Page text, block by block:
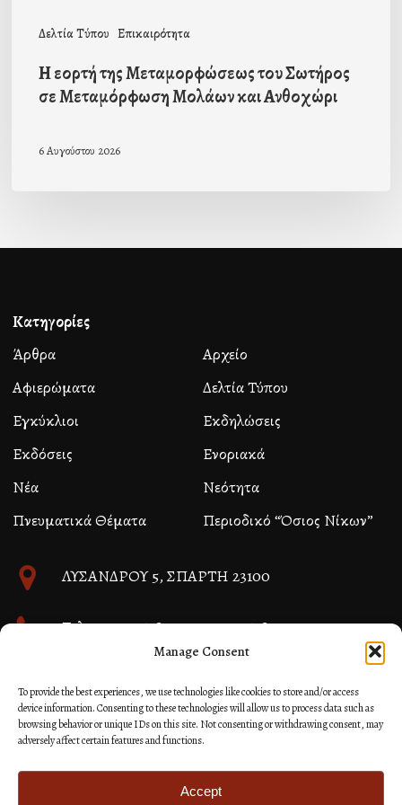
Manage Consent
To provide the best experiences, we use technologies like cookies to store and/or access
device information. Consenting to these technologies will allow us to process data such as
browsing behavior or unique IDs on this site. Not consenting or withdrawing consent, may
adversely affect certain features and functions.
Accept
Δελτία Τύπου Επικαιρότητα
Η εορτή της Μεταμορφώσεως του Σωτήρος
σε Μεταμόρφωση Μολάων και Ανθοχώρι
6 Αυγούστου 2026
Κατηγορίες
Άρθρα
Αρχείο
Αφιερώματα
Δελτία Τύπου
Εγκύκλιοι
Εκδηλώσεις
Εκδόσεις
Ενοριακά
Νέα
Νεότητα
Πνευματικά Θέματα
Περιοδικό “Όσιος Νίκων”
ΛΥΣΑΝΔΡΟΥ 5, ΣΠΑΡΤΗ 23100
Τηλ. 27310 26580 και 27310 26581